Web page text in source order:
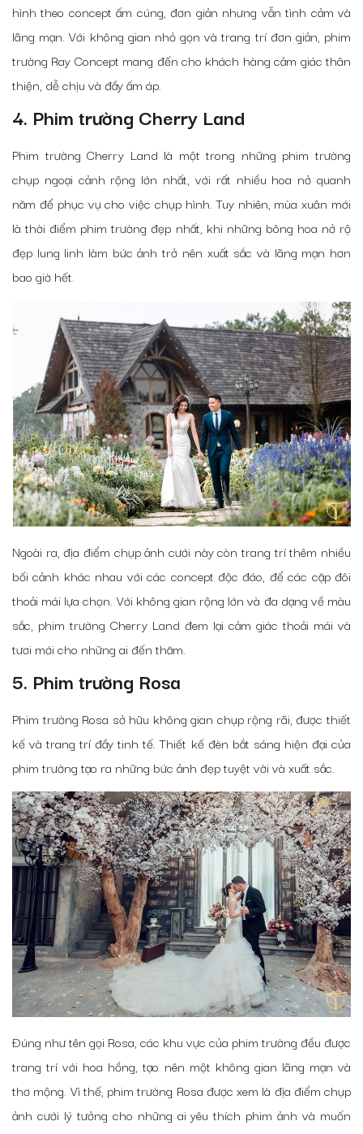
hình theo concept ấm cúng, đơn giản nhưng vẫn tình cảm và
lãng mạn. Với không gian nhỏ gọn và trang trí đơn giản, phim
trường Ray Concept mang đến cho khách hàng cảm giác thân
thiện, dễ chịu và đầy ấm áp.
4. Phim trường Cherry Land
Phim trường Cherry Land là một trong những phim trường
chụp ngoại cảnh rộng lớn nhất, với rất nhiều hoa nở quanh
năm để phục vụ cho việc chụp hình. Tuy nhiên, mùa xuân mới
là thời điểm phim trường đẹp nhất, khi những bông hoa nở rộ
đẹp lung linh làm bức ảnh trở nên xuất sắc và lãng mạn hơn
bao giờ hết.
Ngoài ra, địa điểm chụp ảnh cưới này còn trang trí thêm nhiều
bối cảnh khác nhau với các concept độc đáo, để các cặp đôi
thoải mái lựa chọn. Với không gian rộng lớn và đa dạng về màu
sắc, phim trường Cherry Land đem lại cảm giác thoải mái và
tươi mới cho những ai đến thăm.
5. Phim trường Rosa
Phim trường Rosa sở hữu không gian chụp rộng rãi, được thiết
kế và trang trí đầy tinh tế. Thiết kế đèn bắt sáng hiện đại của
phim trường tạo ra những bức ảnh đẹp tuyệt vời và xuất sắc.
Đúng như tên gọi Rosa, các khu vực của phim trường đều được
trang trí với hoa hồng, tạo nên một không gian lãng mạn và
thơ mộng. Vì thế, phim trường Rosa được xem là địa điểm chụp
ảnh cưới lý tưởng cho những ai yêu thích phim ảnh và muốn